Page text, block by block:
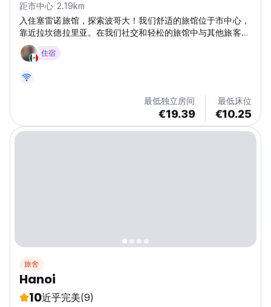
距市中心 2.19km
入住塞雷诺旅馆，探索波哥大！我们舒适的旅馆位于市中心，
靠近拉坎德拉里亚。在我们社交和轻松的旅馆中与其他旅客交
流。 (Auto-translated from original language)
住宿
最低独立房间
€19.39
最低床位
€10.25
旅舍
Hanoi
10近乎完美(9)